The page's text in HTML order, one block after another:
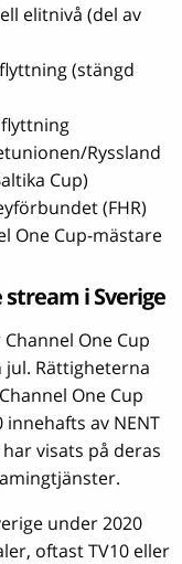
elitnivå (del av
(stängd
Ryssland
Cup)
(FHR)
One Cup-mästare
stream i Sverige
One Cup
Rättigheterna
One Cup
av NENT
visats på deras
under 2020
oftast TV10 eller